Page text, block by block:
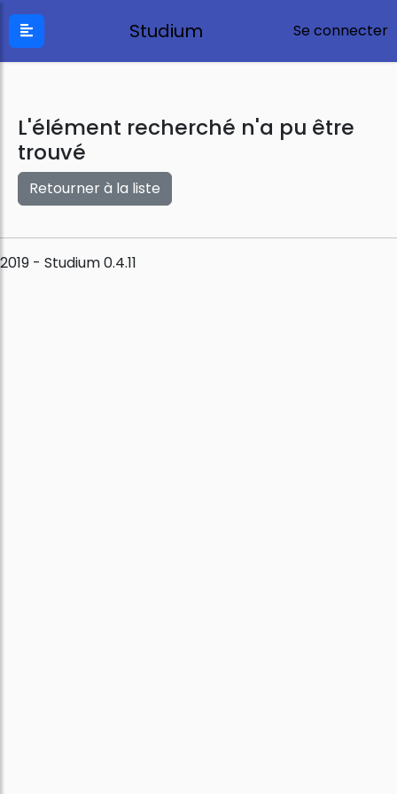
Studium Se connecter
L'élément recherché n'a pu être
trouvé
Retourner à la liste
2019 - Studium 0.4.11